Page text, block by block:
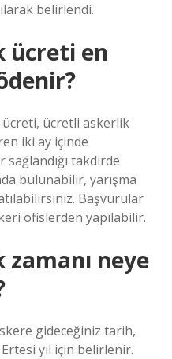
belirlendi.
ücreti en
ücretli askerlik
iki ay içinde
takdirde
bulunabilir, yarışma
Başvurular
ofislerden yapılabilir.
neye
gideceğiniz tarih,
yıl için belirlenir.